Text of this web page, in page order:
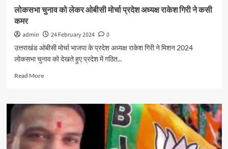
लोकसभा चुनाव को लेकर ओबीसी मोर्चा प्रदेश अध्यक्ष राकेश गिरी ने कसी
कमर
admin 24 February 2024
0
उत्तराखंड ओबीसी मोर्चा भाजपा के प्रदेश अध्यक्ष राकेश गिरी ने मिशन 2024
लोकसभा चुनाव को देखते हुए प्रदेश में गठित...
Read More